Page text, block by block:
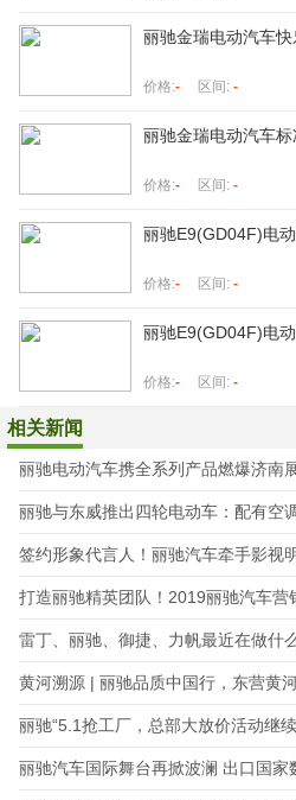
丽驰金瑞电动汽车快
价格:- 区间: -
丽驰金瑞电动汽车标
价格:- 区间: -
丽驰E9(GD04F)电
价格:- 区间: -
丽驰E9(GD04F)电
价格:- 区间: -
相关新闻
丽驰电动汽车携全系列产品燃爆济南
丽驰与东威推出四轮电动车：配有空
签约形象代言人！丽驰汽车牵手影视
打造丽驰精英团队！2019丽驰汽车营
雷丁、丽驰、御捷、力帆最近在做什
黄河溯源 | 丽驰品质中国行，东营黄
丽驰“5.1抢工厂，总部大放价活动继
丽驰汽车国际舞台再掀波澜 出口国家